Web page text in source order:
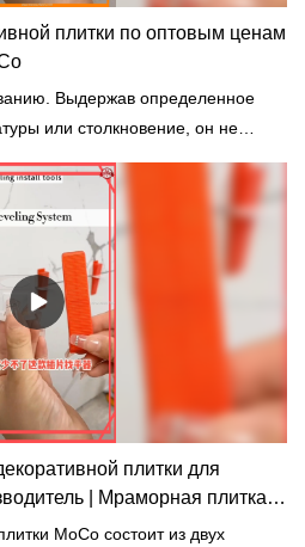
плитки по оптовым ценам
Выдержав определенное
или столкновение, он не
плитки для
| Мраморная плитка
MoCo состоит из двух